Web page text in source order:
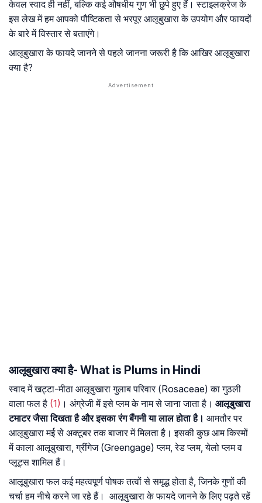
केवल स्वाद ही नहीं, बल्कि कई औषधीय गुण भी छुपे हुए हैं। स्टाइलक्रेज के
इस लेख में हम आपको पौष्टिकता से भरपूर आलूबुखारा के उपयोग और फायदों
के बारे में विस्तार से बताएंगे।
आलूबुखारा के फायदे जानने से पहले जानना जरूरी है कि आखिर आलूबुखारा
क्या है?
आलूबुखारा क्या है- What is Plums in Hindi
स्वाद में खट्टा-मीठा आलूबुखारा गुलाब परिवार (Rosaceae) का गुठली
वाला फल है (1) । अंग्रेजी में इसे प्लम के नाम से जाना जाता है। आलूबुखारा
टमाटर जैसा दिखता है और इसका रंग बैंगनी या लाल होता है। आमतौर पर
आलूबुखारा मई से अक्टूबर तक बाजार में मिलता है। इसकी कुछ आम किस्मों
में काला आलूबुखारा, ग्रींगेज (Greengage) प्लम, रेड प्लम, येलो प्लम व
प्लूट्स शामिल हैं।
आलूबुखारा फल कई महत्वपूर्ण पोषक तत्वों से समृद्ध होता है, जिनके गुणों की
चर्चा हम नीचे करने जा रहे हैं। आलूबुखारा के फायदे जानने के लिए पढ़ते रहें